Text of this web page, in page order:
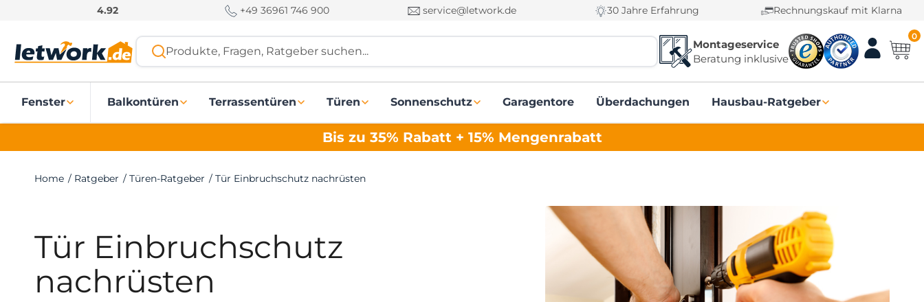
o
4.92 +49 36961 746 900 service@letwork.de 30 Jahre Erfahrung Rechnungskauf mit Klarna
Produkte, Fragen, Ratgeber suchen...
Montageservice
Beratung inklusive
0
Fenster Balkontüren Terrassentüren Türen Sonnenschutz Garagentore Überdachungen Hausbau-Ratgeber
Bis zu 35% Rabatt + 15% Mengenrabatt
Home / Ratgeber / Türen-Ratgeber / Tür Einbruchschutz nachrüsten
Tür Einbruchschutz
nachrüsten